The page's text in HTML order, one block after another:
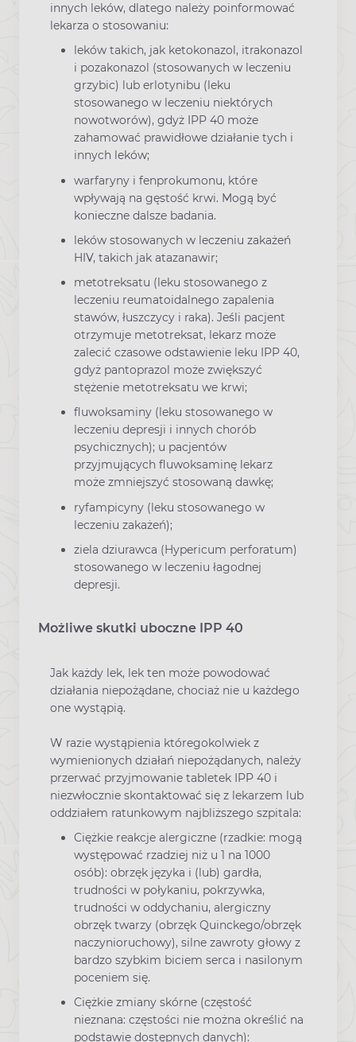
innych leków, dlatego należy poinformować
lekarza o stosowaniu:
leków takich, jak ketokonazol, itrakonazol
i pozakonazol (stosowanych w leczeniu
grzybic) lub erlotynibu (leku
stosowanego w leczeniu niektórych
nowotworów), gdyż IPP 40 może
zahamować prawidłowe działanie tych i
innych leków;
warfaryny i fenprokumonu, które
wpływają na gęstość krwi. Mogą być
konieczne dalsze badania.
leków stosowanych w leczeniu zakażeń
HIV, takich jak atazanawir;
metotreksatu (leku stosowanego z
leczeniu reumatoidalnego zapalenia
stawów, łuszczycy i raka). Jeśli pacjent
otrzymuje metotreksat, lekarz może
zalecić czasowe odstawienie leku IPP 40,
gdyż pantoprazol może zwiększyć
stężenie metotreksatu we krwi;
fluwoksaminy (leku stosowanego w
leczeniu depresji i innych chorób
psychicznych); u pacjentów
przyjmujących fluwoksaminę lekarz
może zmniejszyć stosowaną dawkę;
ryfampicyny (leku stosowanego w
leczeniu zakażeń);
ziela dziurawca (Hypericum perforatum)
stosowanego w leczeniu łagodnej
depresji.
Możliwe skutki uboczne IPP 40
Jak każdy lek, lek ten może powodować
działania niepożądane, chociaż nie u każdego
one wystąpią.
W razie wystąpienia któregokolwiek z
wymienionych działań niepożądanych, należy
przerwać przyjmowanie tabletek IPP 40 i
niezwłocznie skontaktować się z lekarzem lub
oddziałem ratunkowym najbliższego szpitala:
Ciężkie reakcje alergiczne (rzadkie: mogą
występować rzadziej niż u 1 na 1000
osób): obrzęk języka i (lub) gardła,
trudności w połykaniu, pokrzywka,
trudności w oddychaniu, alergiczny
obrzęk twarzy (obrzęk Quinckego/obrzęk
naczynioruchowy), silne zawroty głowy z
bardzo szybkim biciem serca i nasilonym
poceniem się.
Ciężkie zmiany skórne (częstość
nieznana: częstości nie można określić na
podstawie dostępnych danych):